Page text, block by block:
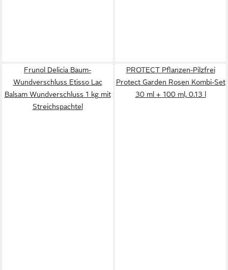
Frunol Delicia Baum-
Wundverschluss Etisso Lac
Balsam Wundverschluss 1 kg mit
Streichspachtel
PROTECT Pflanzen-Pilzfrei
Protect Garden Rosen Kombi-Set
30 ml + 100 ml, 0.13 l